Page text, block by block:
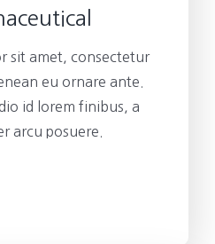
sit amet, consectetur
eu ornare ante.
id lorem finibus, a
arcu posuere.